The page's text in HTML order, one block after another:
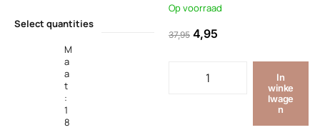
Select quantities
M
a
a
t
:
1
8
Op voorraad
37,95 4,95
In
winke
lwage
n